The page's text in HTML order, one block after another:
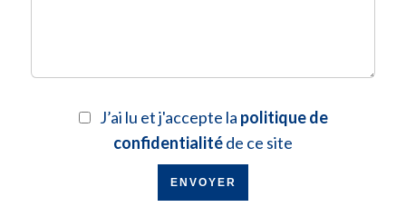
J’ai lu et j'accepte la politique de
confidentialitéde ce site
ENVOYER